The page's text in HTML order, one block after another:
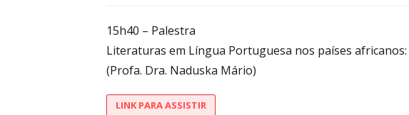
15h40 – Palestra
Literaturas em Língua Portuguesa nos países
(Profa. Dra. Naduska Mário)
LINK PARA ASSISTIR